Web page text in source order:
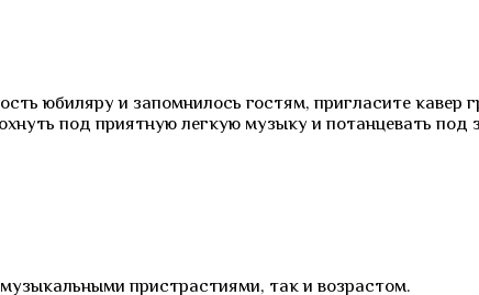
юбиляру и запомнилось гостям, пригласите кавер
под приятную легкую музыку и потанцевать под
пристрастиями, так и возрастом.